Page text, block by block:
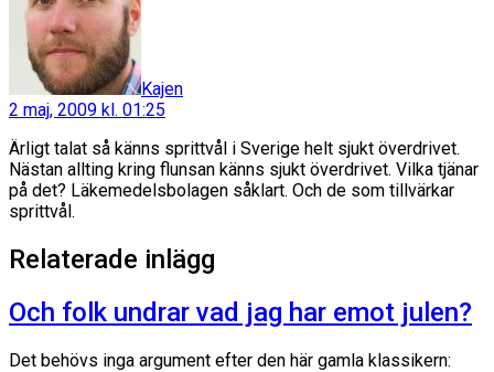
Kajen
2 maj, 2009 kl. 01:25
Ärligt talat så känns sprittvål i Sverige helt sjukt överdrivet.
Nästan allting kring flunsan känns sjukt överdrivet. Vilka tjänar
på det? Läkemedelsbolagen såklart. Och de som tillvärkar
sprittvål.
Relaterade inlägg
Och folk undrar vad jag har emot julen?
Det behövs inga argument efter den här gamla klassikern: